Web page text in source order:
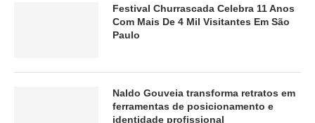
Festival Churrascada Celebra 11 Anos
Com Mais De 4 Mil Visitantes Em São
Paulo
Naldo Gouveia transforma retratos em
ferramentas de posicionamento e
identidade profissional